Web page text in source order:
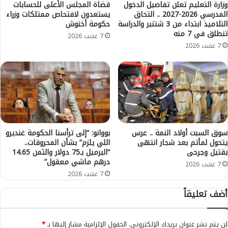
ت
ر
ح
إ
ق
م
ة
ك
أ
س
ا
ل
ع
ا
ل
ل
ع
ا
ل
م
ل
ك
ل
ف
ت
ح
ت
ح
ق
ي
ق
م
ع
ض
و
وزارة التعليم تعلن تفاصيل الدخول
المدرسي 2026-2027 .. التحاق
التلاميذ ابتداء من 3 شتنبر والدراسة
تنطلق في 7 منه
7 غشت 2026
قضاة المجلس الأعلى للحسابات
يستعدون لافتحاص ممتلكات وزراء
حكومة أخنوش
7 غشت 2026
سوق السبت أولاد النمة .. عرس
يتحول لمأتم بعد شجار انتهى
بقتيل وجرحى
7 غشت 2026
بووانو: “إلى ترأسنا الحكومة غنديرو
اللي يلزم” بشأن المحروقات..
“البرميل بـ75 دولار والثمن 14.65
درهم ماشي معقول”
7 غشت 2026
أضف تعليقاً
لن يتم نشر عنوان بريدك الإلكتروني. الحقول الإلزامية مشار إليها بـ*